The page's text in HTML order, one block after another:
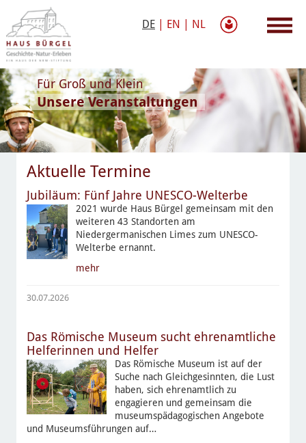
DE EN NL
Für Groß und Klein
Unsere Veranstaltungen
Aktuelle Termine
Jubiläum: Fünf Jahre UNESCO-Welterbe
2021 wurde Haus Bürgel gemeinsam mit den
weiteren 43 Standorten am
Niedergermanischen Limes zum UNESCO-
Welterbe ernannt.
mehr
30.07.2026
Das Römische Museum sucht ehrenamtliche
Helferinnen und Helfer
Das Römische Museum ist auf der
Suche nach Gleichgesinnten, die Lust
haben, sich ehrenamtlich zu
engagieren und gemeinsam die
museumspädagogischen Angebote
und Museumsführungen auf…